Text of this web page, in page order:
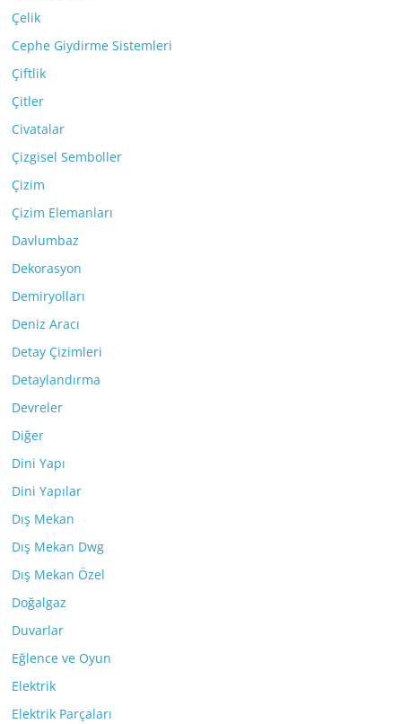
Çelik
Cephe Giydirme Sistemleri
Çiftlik
Çitler
Civatalar
Çizgisel Semboller
Çizim
Çizim Elemanları
Davlumbaz
Dekorasyon
Demiryolları
Deniz Aracı
Detay Çizimleri
Detaylandırma
Devreler
Diğer
Dini Yapı
Dini Yapılar
Dış Mekan
Dış Mekan Dwg
Dış Mekan Özel
Doğalgaz
Duvarlar
Eğlence ve Oyun
Elektrik
Elektrik Parçaları